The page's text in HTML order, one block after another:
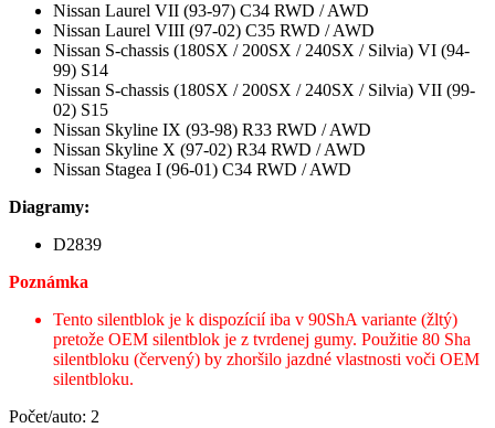
Nissan Laurel VII (93-97) C34 RWD / AWD
Nissan Laurel VIII (97-02) C35 RWD / AWD
Nissan S-chassis (180SX / 200SX / 240SX / Silvia) VI (94-
99) S14
Nissan S-chassis (180SX / 200SX / 240SX / Silvia) VII (99-
02) S15
Nissan Skyline IX (93-98) R33 RWD / AWD
Nissan Skyline X (97-02) R34 RWD / AWD
Nissan Stagea I (96-01) C34 RWD / AWD
Diagramy:
D2839
Poznámka
Tento silentblok je k dispozícií iba v 90ShA variante (žltý)
pretože OEM silentblok je z tvrdenej gumy. Použitie 80 Sha
silentbloku (červený) by zhoršilo jazdné vlastnosti voči OEM
silentbloku.
Počet/auto: 2